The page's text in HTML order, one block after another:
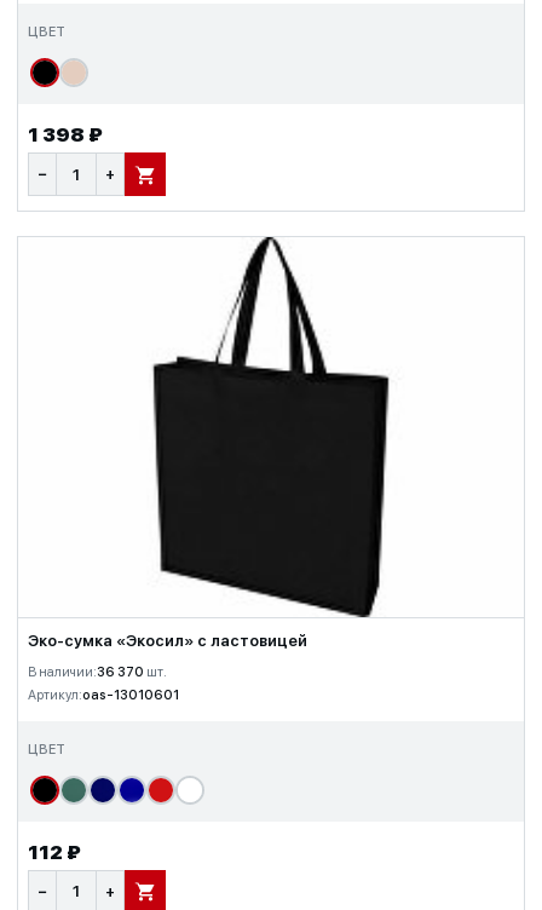
ЦВЕТ
1 398 ₽
− + В КОРЗИНУ
Эко-сумка «Экосил» с ластовицей
В наличии:36 370 шт.
Артикул:oas-13010601
ЦВЕТ
112 ₽
− + В КОРЗИНУ